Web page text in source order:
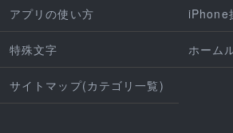
アプリの使い方 iPhone
特殊文字 ホーム
サイトマップ(カテゴリ一覧)